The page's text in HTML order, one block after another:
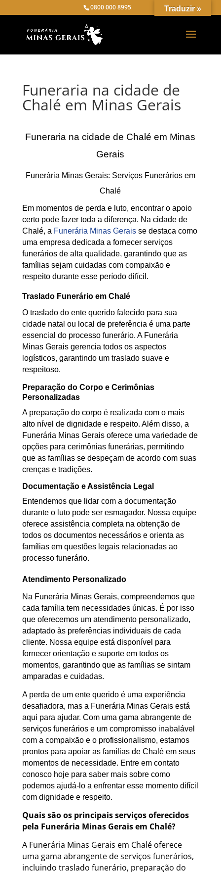
0800 000 8995
Funeraria na cidade de
Chalé em Minas Gerais
Funeraria na cidade de Chalé em Minas
Gerais
Funerária Minas Gerais: Serviços Funerários em
Chalé
Em momentos de perda e luto, encontrar o apoio
certo pode fazer toda a diferença. Na cidade de
Chalé, a Funerária Minas Geraisse destaca como
uma empresa dedicada a fornecer serviços
funerários de alta qualidade, garantindo que as
famílias sejam cuidadas com compaixão e
respeito durante esse período difícil.
Traslado Funerário em Chalé
O traslado do ente querido falecido para sua
cidade natal ou local de preferência é uma parte
essencial do processo funerário. A Funerária
Minas Gerais gerencia todos os aspectos
logísticos, garantindo um traslado suave e
respeitoso.
Preparação do Corpo e Cerimônias
Personalizadas
A preparação do corpo é realizada com o mais
alto nível de dignidade e respeito. Além disso, a
Funerária Minas Gerais oferece uma variedade de
opções para cerimônias funerárias, permitindo
que as famílias se despeçam de acordo com suas
crenças e tradições.
Documentação e Assistência Legal
Entendemos que lidar com a documentação
durante o luto pode ser esmagador. Nossa equipe
oferece assistência completa na obtenção de
todos os documentos necessários e orienta as
famílias em questões legais relacionadas ao
processo funerário.
Atendimento Personalizado
Na Funerária Minas Gerais, compreendemos que
cada família tem necessidades únicas. É por isso
que oferecemos um atendimento personalizado,
adaptado às preferências individuais de cada
cliente. Nossa equipe está disponível para
fornecer orientação e suporte em todos os
momentos, garantindo que as famílias se sintam
amparadas e cuidadas.
A perda de um ente querido é uma experiência
desafiadora, mas a Funerária Minas Gerais está
aqui para ajudar. Com uma gama abrangente de
serviços funerários e um compromisso inabalável
com a compaixão e o profissionalismo, estamos
prontos para apoiar as famílias de Chalé em seus
momentos de necessidade. Entre em contato
conosco hoje para saber mais sobre como
podemos ajudá-lo a enfrentar esse momento difícil
com dignidade e respeito.
Quais são os principais serviços oferecidos
pela Funerária Minas Gerais em Chalé?
A Funerária Minas Gerais em Chalé oferece
uma gama abrangente de serviços funerários,
incluindo traslado funerário, preparação do
Traduzir »